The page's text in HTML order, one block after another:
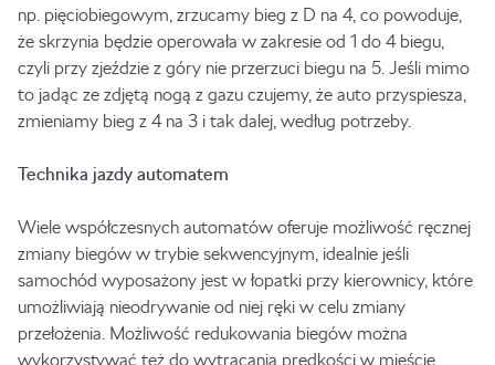
np. pięciobiegowym, zrzucamy bieg z D na 4, co powoduje,
że skrzynia będzie operowała w zakresie od 1 do 4 biegu,
czyli przy zjeździe z góry nie przerzuci biegu na 5. Jeśli mimo
to jadąc ze zdjętą nogą z gazu czujemy, że auto przyspiesza,
zmieniamy bieg z 4 na 3 i tak dalej, według potrzeby.
Technika jazdy automatem
Wiele współczesnych automatów oferuje możliwość ręcznej
zmiany biegów w trybie sekwencyjnym, idealnie jeśli
samochód wyposażony jest w łopatki przy kierownicy, które
umożliwiają nieodrywanie od niej ręki w celu zmiany
przełożenia. Możliwość redukowania biegów można
wykorzystywać też do wytracania prędkości w mieście